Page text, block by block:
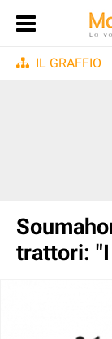
IL GRAFFIO
trattori: